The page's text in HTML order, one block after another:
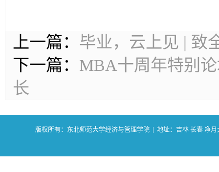
上一篇： 毕业，云上见 | 致
下一篇： MBA十周年特别
长
版权所有：东北师范大学经济与管理学院 | 地址：吉林 长春